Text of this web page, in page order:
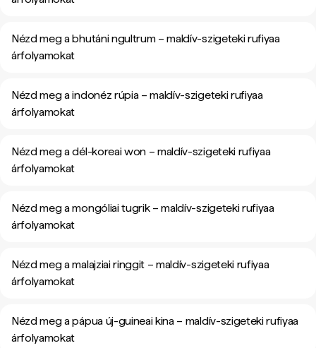
Nézd meg a bhutáni ngultrum – maldív-szigeteki rufiyaa
árfolyamokat
Nézd meg a indonéz rúpia – maldív-szigeteki rufiyaa
árfolyamokat
Nézd meg a dél-koreai won – maldív-szigeteki rufiyaa
árfolyamokat
Nézd meg a mongóliai tugrik – maldív-szigeteki rufiyaa
árfolyamokat
Nézd meg a malajziai ringgit – maldív-szigeteki rufiyaa
árfolyamokat
Nézd meg a pápua új-guineai kina – maldív-szigeteki rufiyaa
árfolyamokat